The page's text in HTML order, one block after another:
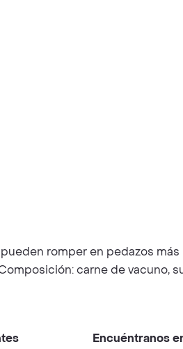
romper en pedazos
carne de vacuno,
Encuéntranos